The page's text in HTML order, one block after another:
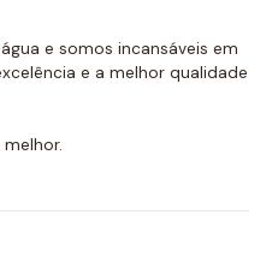
e somos incansáveis em
e a melhor qualidade